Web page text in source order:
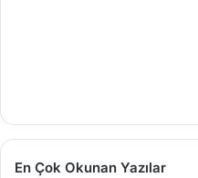
En Çok Okunan Yazılar